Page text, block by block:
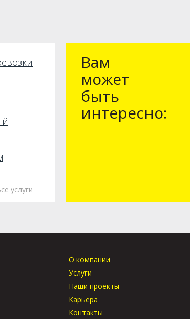
услуги
Вам
может
быть
интересно:
О компании
Услуги
Наши проекты
Карьера
Контакты